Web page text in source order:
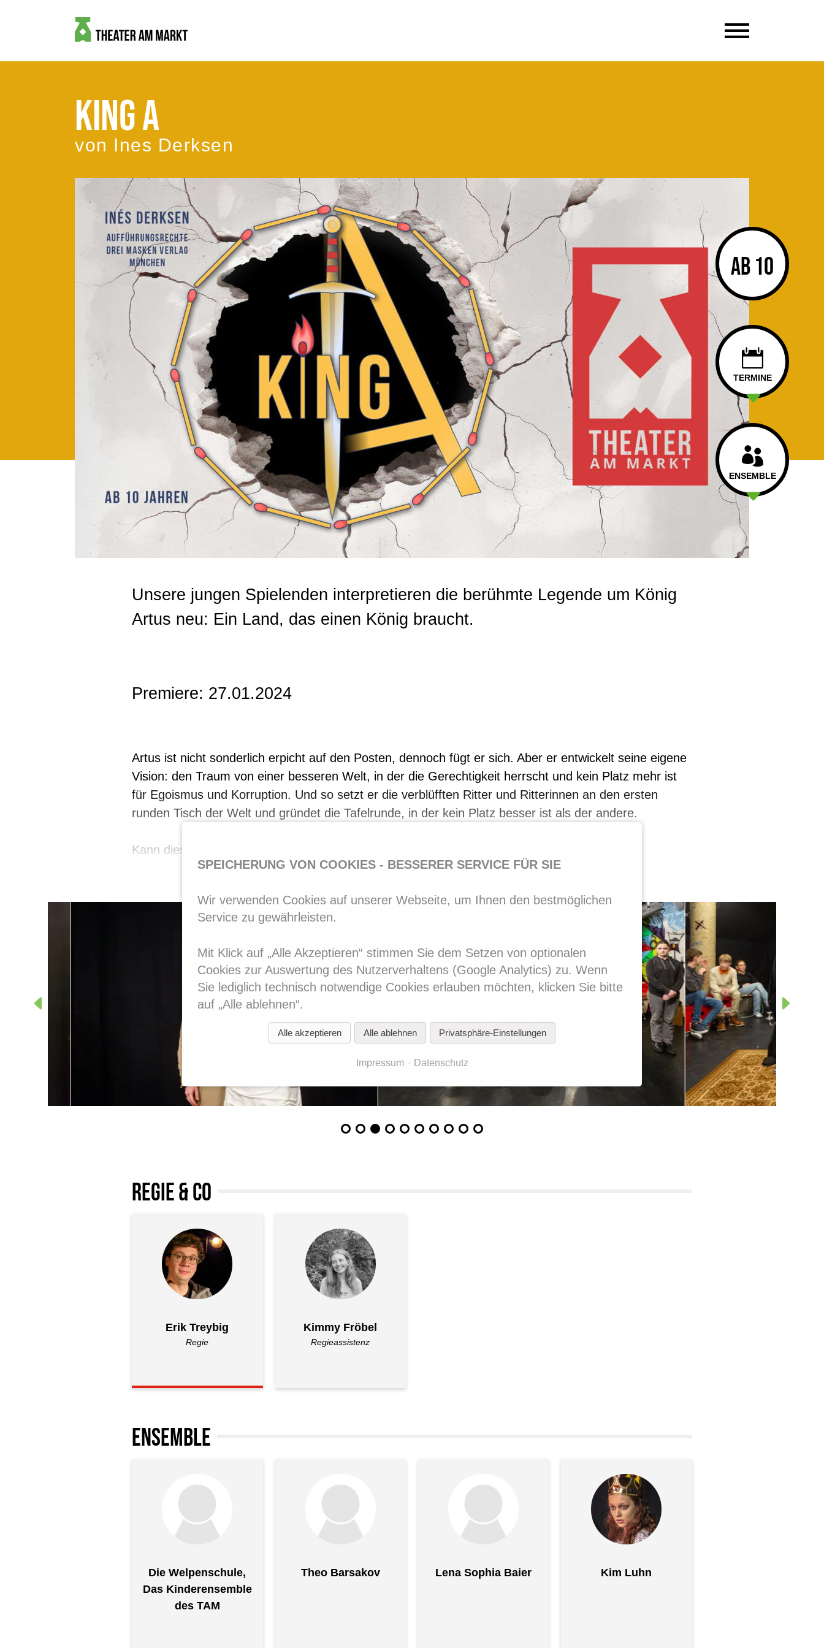
KING A
von Ines Derksen
ab 10
TERMINE
ENSEMBLE
Unsere jungen Spielenden interpretieren die berühmte Legende um König
Artus neu: Ein Land, das einen König braucht.
Premiere: 27.01.2024
Artus ist nicht sonderlich erpicht auf den Posten, dennoch fügt er sich. Aber er entwickelt seine eigene
Vision: den Traum von einer besseren Welt, in der die Gerechtigkeit herrscht und kein Platz mehr ist
für Egoismus und Korruption. Und so setzt er die verblüfften Ritter und Ritterinnen an den ersten
runden Tisch der Welt und gründet die Tafelrunde, in der kein Platz besser ist als der andere.
Kann diese Utopie gelingen?
REGIE & CO
Erik Treybig
Regie
Kimmy Fröbel
Regieassistenz
ENSEMBLE
Die Welpenschule,
Das Kinderensemble
des TAM
Theo Barsakov Lena Sophia Baier Kim Luhn
SPEICHERUNG VON COOKIES - BESSERER SERVICE FÜR SIE
Wir verwenden Cookies auf unserer Webseite, um Ihnen den bestmöglichen
Service zu gewährleisten.
Mit Klick auf „Alle Akzeptieren“ stimmen Sie dem Setzen von optionalen
Cookies zur Auswertung des Nutzerverhaltens (Google Analytics) zu. Wenn
Sie lediglich technisch notwendige Cookies erlauben möchten, klicken Sie bitte
auf „Alle ablehnen“.
Alle akzeptieren Alle ablehnen Privatsphäre-Einstellungen
Impressum Datenschutz